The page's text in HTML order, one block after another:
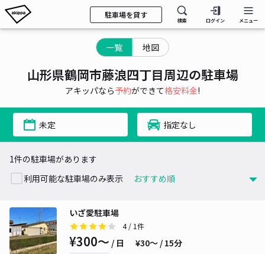
駐車場を貸す
検索 ログイン メニュー
一覧 地図
山形県鶴岡市藤浪四丁目周辺の駐車場
アキッパなら予約ができて格安料金!
未定 指定なし
1件の駐車場があります
利用可能な駐車場のみ表示
いざ愛駐車場
4/ 1件
¥300〜 / 日 ¥30〜 / 15分